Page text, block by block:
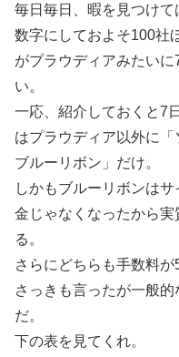
毎日毎日、暇を見つけて
数字にしておよそ100社
がプラウディアみたい
い。
一応、紹介しておくと7
はプラウディア以外に
ブルーリボン」だけ。
しかもブルーリボンは
金じゃなくなったから
る。
さらにどちらも手数料が
さっきも言ったが一般
だ。
下の表を見てくれ。